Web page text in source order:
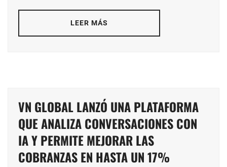
LEER MÁS
VN GLOBAL LANZÓ UNA PLATAFORMA
QUE ANALIZA CONVERSACIONES CON
IA Y PERMITE MEJORAR LAS
COBRANZAS EN HASTA UN 17%